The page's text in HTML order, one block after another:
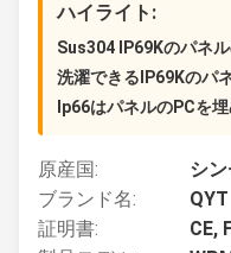
ハイライト:
Sus304 IP69Kのパネ
洗濯できるIP69Kのパ
Ip66はパネルのPCを
原産国:
シ
ブランド名:
QYT
証明書:
CE,